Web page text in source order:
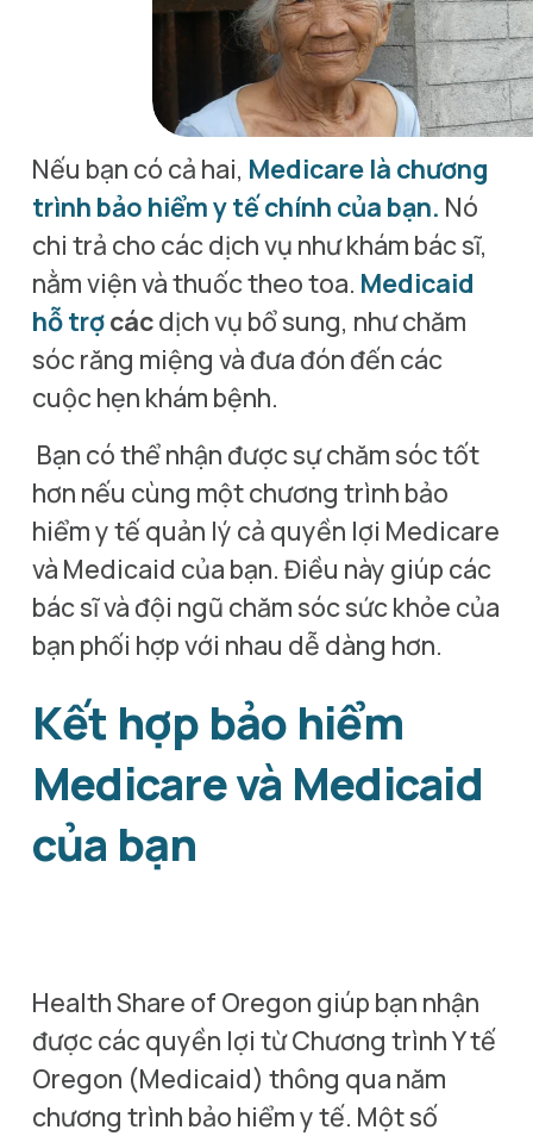
Nếu bạn có cả hai, Medicare là chương
trình bảo hiểm y tế chính của bạn. Nó
chi trả cho các dịch vụ như khám bác sĩ,
nằm viện và thuốc theo toa. Medicaid
hỗ trợcác dịch vụ bổ sung, như chăm
sóc răng miệng và đưa đón đến các
cuộc hẹn khám bệnh.
hơn nếu cùng một chương trình bảo
hiểm y tế quản lý cả quyền lợi Medicare
và Medicaid của bạn. Điều này giúp các
bác sĩ và đội ngũ chăm sóc sức khỏe của
bạn phối hợp với nhau dễ dàng hơn.
Kết hợp bảo hiểm
Medicare và Medicaid
của bạn
Health Share of Oregon giúp bạn nhận
được các quyền lợi từ Chương trình Y tế
Oregon (Medicaid) thông qua năm
chương trình bảo hiểm y tế. Một số